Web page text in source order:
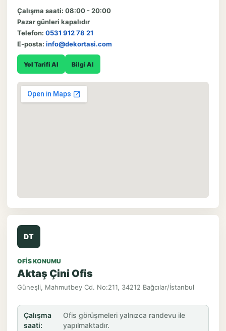
Çalışma saati: 08:00 - 20:00
Pazar günleri kapalıdır
Telefon: 0531 912 78 21
E-posta: info@dekortasi.com
Yol Tarifi Al Bilgi Al
DT
OFIS KONUMU
Aktaş Çini Ofis
Güneşli, Mahmutbey Cd. No:211, 34212 Bağcılar/İstanbul
Çalışma
saati:
Ofis görüşmeleri yalnızca randevu ile
yapılmaktadır.